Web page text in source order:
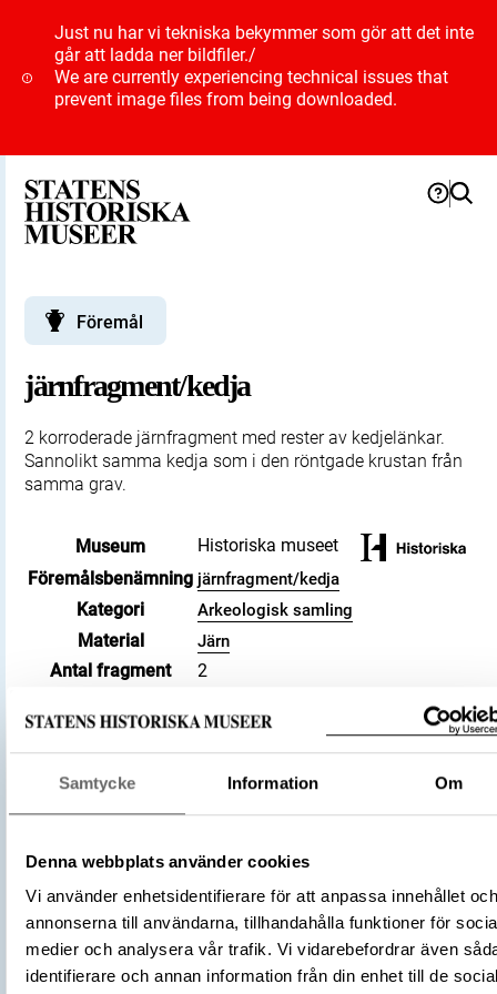
Samtycke Information Om
Denna webbplats använder cookies
Vi använder enhetsidentifierare för att anpassa innehållet och
annonserna till användarna, tillhandahålla funktioner för
medier och analysera vår trafik. Vi vidarebefordrar även
identifierare och annan information från din enhet till de
Just nu har vi tekniska bekymmer som gör att det inte
går att ladda ner bildfiler./
We are currently experiencing technical issues that
prevent image files from being downloaded.
Föremål
järnfragment/kedja
2 korroderade järnfragment med rester av kedjelänkar.
Sannolikt samma kedja som i den röntgade krustan från
samma grav.
Museum
Historiska museet
Föremålsbenämning järnfragment/kedja
Kategori Arkeologisk samling
Material Järn
Antal fragment
2
Tidsperiod
Vikingatid
Föremålsnummer
476632_HST
Andra nummer
Undernummer: Bj 731
Historisk plats
Birka, Adelsö socken
Omnämns i katalog
Förvärvsmetod
KML
Förvärvsdatum
2000
Plats: Björkö, Hemlanden, Fornlämning: